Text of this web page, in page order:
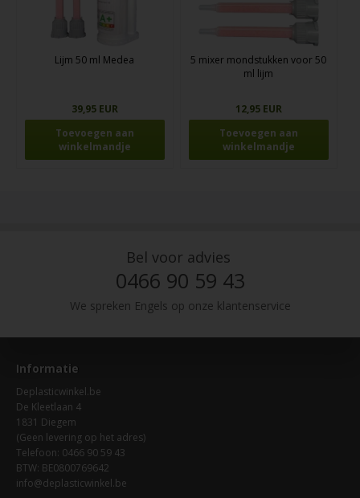
Lijm 50 ml Medea
39,95 EUR
5 mixer mondstukken voor 50
ml lijm
12,95 EUR
Bel voor advies
0466 90 59 43
We spreken Engels op onze klantenservice
Informatie
Deplasticwinkel.be
De Kleetlaan 4
1831 Diegem
(Geen levering op het adres)
Telefoon: 0466 90 59 43
BTW: BE0800769642
info@deplasticwinkel.be